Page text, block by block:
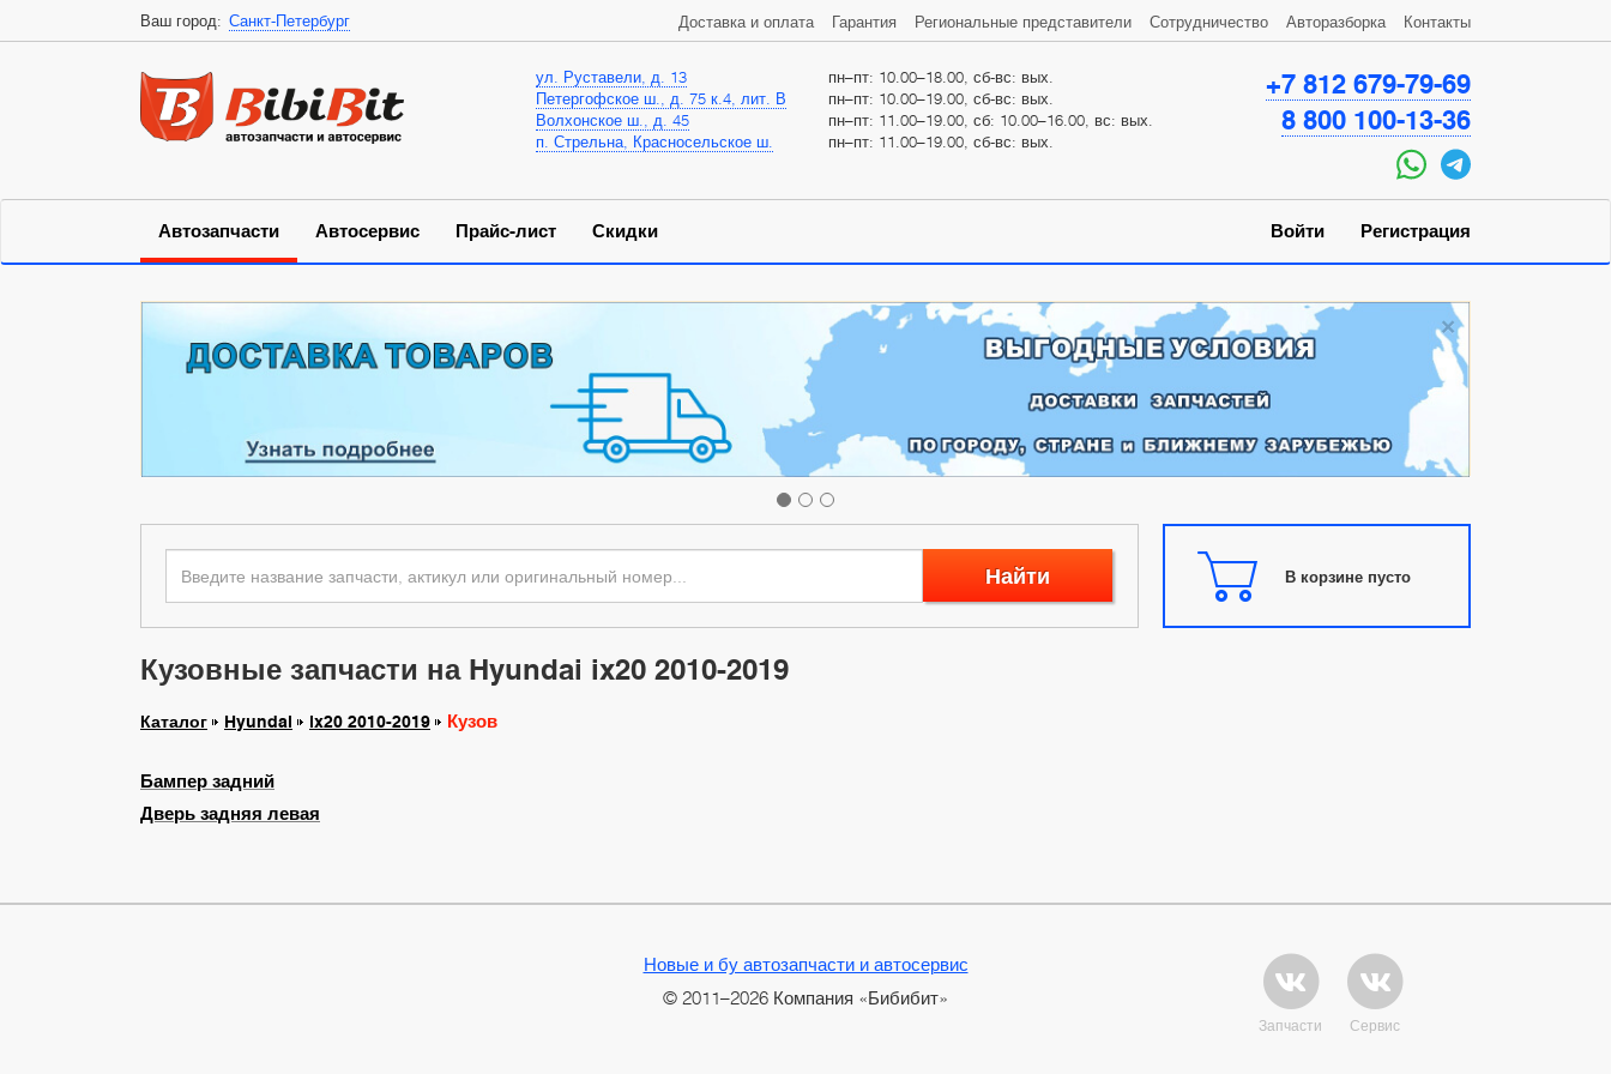
Ваш город: Санкт-Петербург
ул. Руставели, д. 13
пн–пт: 10.00–18.00, сб-вс: вых.
Петергофское ш., д. 75 к.4, лит. В
пн–пт: 10.00–19.00, сб-вс: вых.
Волхонское ш., д. 45
пн–пт: 11.00–19.00, сб: 10.00–16.00, вс: вых.
п. Стрельна, Красносельское ш.
пн–пт: 11.00–19.00, сб-вс: вых.
+7 812 679-79-69
8 800 100-13-36
Автозапчасти Автосервис Прайс-лист Скидки
Доставка и оплата Гарантия Региональные представители Сотрудничество Авторазборка Контакты
Войти Регистрация
×
Найти В корзине пусто
Кузовные запчасти на Hyundai ix20 2010-2019
Каталог Hyundai ix20 2010-2019 Кузов
Бампер задний
Дверь задняя левая
Новые и бу автозапчасти и автосервис
© 2011–2026 Компания «Бибибит»
Запчасти Сервис